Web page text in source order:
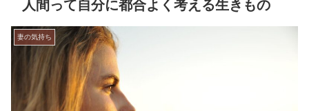
人間って自分に都合よく考える生きもの
妻の気持ち